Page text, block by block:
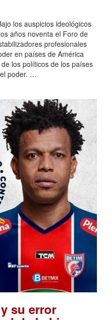
los auspicios ideológicos
años noventa el Foro de
profesionales
en países de América
los políticos de los países
poder. …
su error